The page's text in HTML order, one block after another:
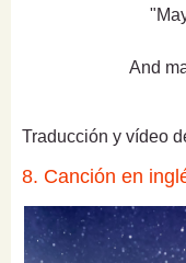
And
Traducción y vídeo
8. Canción en